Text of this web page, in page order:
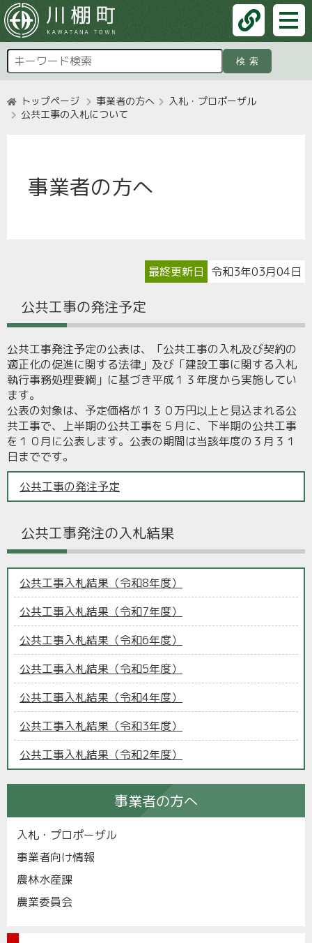
検索
トップページ 事業者の方へ
入札・プロポーザル
公共工事の入札について
事業者の方へ
最終更新日 令和3年03月04日
公共工事の発注予定
公共工事発注予定の公表は、「公共工事の入札及び契約の
適正化の促進に関する法律」及び「建設工事に関する入札
執行事務処理要綱」に基づき平成１３年度から実施してい
ます。
公表の対象は、予定価格が１３０万円以上と見込まれる公
共工事で、上半期の公共工事を５月に、下半期の公共工事
を１０月に公表します。公表の期間は当該年度の３月３１
日までです。
公共工事の発注予定
公共工事発注の入札結果
公共工事入札結果（令和8年度）
公共工事入札結果（令和7年度）
公共工事入札結果（令和6年度）
公共工事入札結果（令和5年度）
公共工事入札結果（令和4年度）
公共工事入札結果（令和3年度）
公共工事入札結果（令和2年度）
事業者の方へ
入札・プロポーザル
事業者向け情報
農林水産課
農業委員会